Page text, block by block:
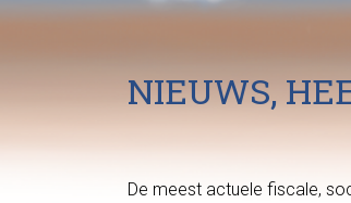
NIEUWS,
De meest actuele fiscale,